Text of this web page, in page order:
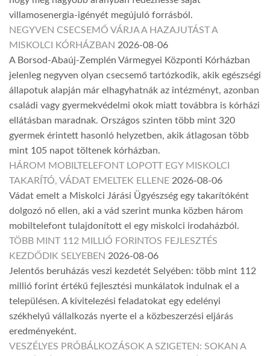
villamosenergia-igényét megújuló forrásból.
NEGYVEN CSECSEMŐ VÁRJA A HAZAJUTÁST A
MISKOLCI KÓRHÁZBAN 2026-08-06
A Borsod-Abaúj-Zemplén Vármegyei Központi Kórházban
jelenleg negyven olyan csecsemő tartózkodik, akik egészségi
állapotuk alapján már elhagyhatnák az intézményt, azonban
családi vagy gyermekvédelmi okok miatt továbbra is kórházi
ellátásban maradnak. Országos szinten több mint 320
gyermek érintett hasonló helyzetben, akik átlagosan több
mint 105 napot töltenek kórházban.
HÁROM MOBILTELEFONT LOPOTT EGY MISKOLCI
TAKARÍTÓ, VÁDAT EMELTEK ELLENE 2026-08-06
Vádat emelt a Miskolci Járási Ügyészség egy takarítóként
dolgozó nő ellen, aki a vád szerint munka közben három
mobiltelefont tulajdonított el egy miskolci irodaházból.
TÖBB MINT 112 MILLIÓ FORINTOS FEJLESZTÉS
KEZDŐDIK SELYEBEN 2026-08-06
Jelentős beruházás veszi kezdetét Selyében: több mint 112
millió forint értékű fejlesztési munkálatok indulnak el a
településen. A kivitelezési feladatokat egy edelényi
székhelyű vállalkozás nyerte el a közbeszerzési eljárás
eredményeként.
VESZÉLYES PRÓBÁLKOZÁSOK A SZIGETEN: SOKAN A